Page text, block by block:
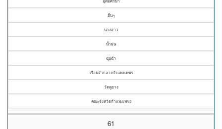
อื่นๆ
นางสาว
น้ำฝน
ฉุนฉ่ำ
เรือนจำกลางกำแพงเพชร
วัดคูยาง
คณะจังหวัดกำแพงเพชร
61